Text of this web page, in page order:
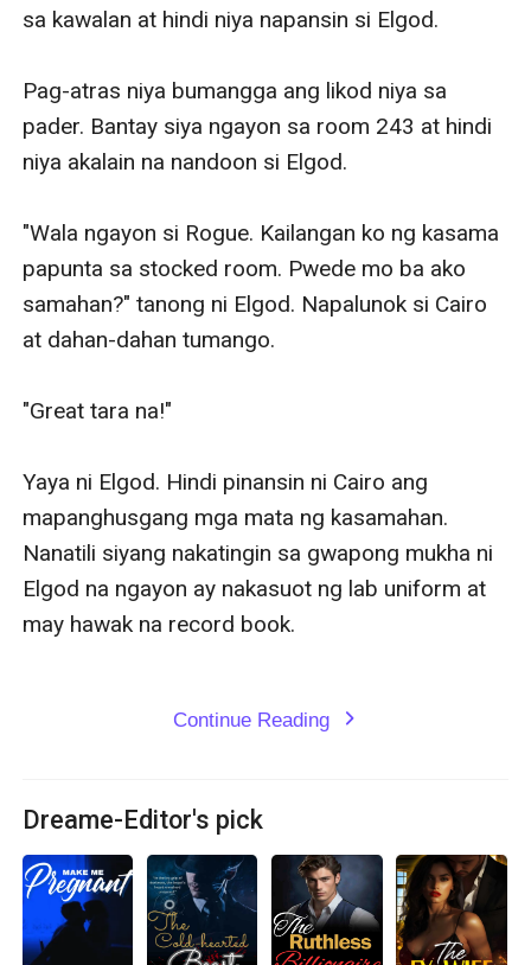
sa kawalan at hindi niya napansin si Elgod.
Pag-atras niya bumangga ang likod niya sa
pader. Bantay siya ngayon sa room 243 at hindi
niya akalain na nandoon si Elgod.
"Wala ngayon si Rogue. Kailangan ko ng kasama
papunta sa stocked room. Pwede mo ba ako
samahan?" tanong ni Elgod. Napalunok si Cairo
at dahan-dahan tumango.
"Great tara na!"
Yaya ni Elgod. Hindi pinansin ni Cairo ang
mapanghusgang mga mata ng kasamahan.
Nanatili siyang nakatingin sa gwapong mukha ni
Elgod na ngayon ay nakasuot ng lab uniform at
may hawak na record book.
Continue Reading expand_more
Dreame-Editor's pick